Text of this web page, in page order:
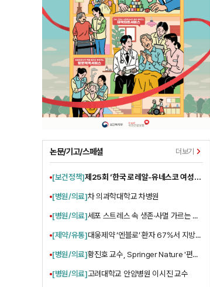
논문/기고/스페셜
더보기
[보건정책] 제25회 ‘한국 로레알-유네스코 여성과학자상’수상자 5인 선정 발표
[병원/의료]차 의과학대학교 차병원
[병원/의료] 세포 스트레스 속 생존·사멸 가르는 유전자 조절 원리 규명
[제약/유통] 대웅제약 ‘엔블로’ 환자 67%서 지방간 지표 개선
[병원/의료] 황진호 교수, Springer Nature '편집 기여상' 수상
[병원/의료]고려대학교 안암병원 이시진 교수